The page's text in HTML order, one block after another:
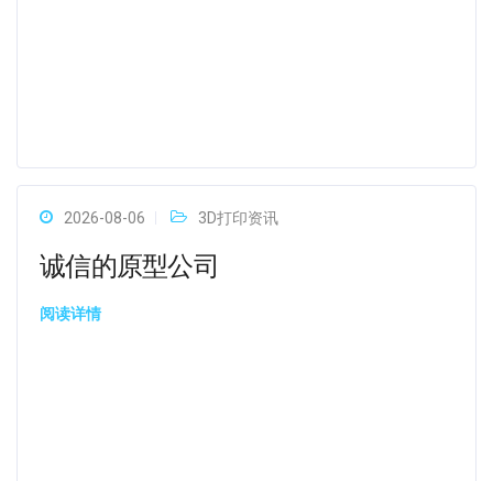
2026-08-06 3D打印资讯
诚信的原型公司
阅读详情